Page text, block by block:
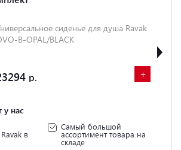
сиденье для душа Ravak
B-OPAL/BLACK
+
у нас
в
Самый большой
ассортимент товара на
складе